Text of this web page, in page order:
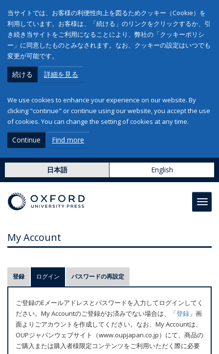
当サイトでは、お客様の利便性向上を図るためクッキー（Cookie）を
利用しています。お客様は、「続ける」のリンクをクリックするか、引
き続き当サイトをご利用になることにより、弊社の「クッキーポリシ
ー」に同意したものとみなされます。なお、クッキーの設定はいつでも
変更が可能です。
続ける 詳細を見る
We use cookies to enhance your experience on our website. By
clicking "continue" or continue using our website, you accept the use
of cookies. You can change the setting of cookies at any time.
Continue Find more
日本語 English
My Account
プ
ラ
マ
リ
ー
タ
登録 ログイン (アクティブなタブ)
パスワードの再設定
ご登録のEメールアドレスとパスワードを入力してログインしてく
ださい。My Accountのご登録がお済みでない場合は、「登録 」画
面よりごアカウントを作成してください。なお、My Accountは、
OUPジャパンウェブサイト（www.oupjapan.co.jp）にて、商品の
ご購入または購入者様限定コンテンツをご利用いただく際に必要